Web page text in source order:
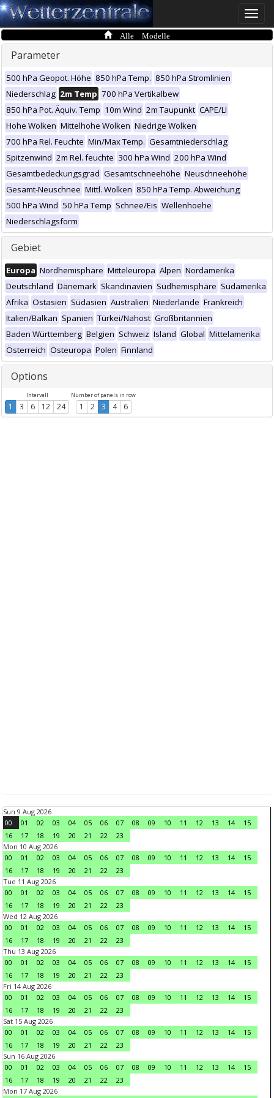
Toggle
Alle Modelle
Parameter
500 hPa Geopot. Höhe 850 hPa Temp. 850 hPa Stromlinien
Niederschlag 2m Temp 700 hPa Vertikalbew
850 hPa Pot. Äquiv. Temp 10m Wind 2m Taupunkt CAPE/LI
Hohe Wolken Mittelhohe Wolken Niedrige Wolken
700 hPa Rel. Feuchte Min/Max Temp. Gesamtniederschlag
Spitzenwind 2m Rel. feuchte 300 hPa Wind 200 hPa Wind
Gesamtbedeckungsgrad Gesamtschneehöhe Neuschneehöhe
Gesamt-Neuschnee Mittl. Wolken 850 hPa Temp. Abweichung
500 hPa Wind 50 hPa Temp Schnee/Eis Wellenhoehe
Niederschlagsform
Gebiet
Europa Nordhemisphäre Mitteleuropa Alpen Nordamerika
Deutschland Dänemark Skandinavien Südhemisphäre Südamerika
Afrika Ostasien Südasien Australien Niederlande Frankreich
Italien/Balkan Spanien Türkei/Nahost Großbritannien
Baden Württemberg Belgien Schweiz Island Global Mittelamerika
Österreich Osteuropa Polen Finnland
Options
Intervall
1 3 6 12 24
Number of panels in row
1 2 3 4 6
Sun 9 Aug 2026
00
01 02 03 04 05 06 07 08 09 10 11 12 13 14
15
16
17 18 19 20 21 22
23
Mon 10 Aug 2026
00
01 02 03 04 05 06 07 08 09 10 11 12 13 14
15
16
17 18 19 20 21 22
23
Tue 11 Aug 2026
00
01 02 03 04 05 06 07 08 09 10 11 12 13 14
15
16
17 18 19 20 21 22
23
Wed 12 Aug 2026
00
01 02 03 04 05 06 07 08 09 10 11 12 13 14
15
16
17 18 19 20 21 22
23
Thu 13 Aug 2026
00
01 02 03 04 05 06 07 08 09 10 11 12 13 14
15
16
17 18 19 20 21 22
23
Fri 14 Aug 2026
00
01 02 03 04 05 06 07 08 09 10 11 12 13 14
15
16
17 18 19 20 21 22
23
Sat 15 Aug 2026
00
01 02 03 04 05 06 07 08 09 10 11 12 13 14
15
16
17 18 19 20 21 22
23
Sun 16 Aug 2026
00
01 02 03 04 05 06 07 08 09 10 11 12 13 14
15
16
17 18 19 20 21 22
23
Mon 17 Aug 2026